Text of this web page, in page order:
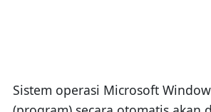
Sistem operasi Microsoft